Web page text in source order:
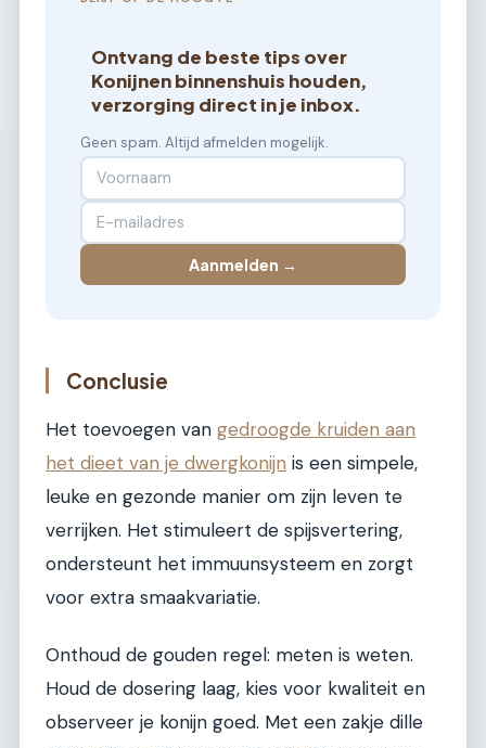
Ontvang de beste tips over
Konijnen binnenshuis houden,
verzorging direct in je inbox.
Geen spam. Altijd afmelden mogelijk.
Aanmelden →
Conclusie
Het toevoegen van gedroogde kruiden aan
het dieet van je dwergkonijn is een simpele,
leuke en gezonde manier om zijn leven te
verrijken. Het stimuleert de spijsvertering,
ondersteunt het immuunsysteem en zorgt
voor extra smaakvariatie.
Onthoud de gouden regel: meten is weten.
Houd de dosering laag, kies voor kwaliteit en
observeer je konijn goed. Met een zakje dille